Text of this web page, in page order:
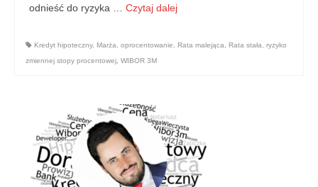
odnieść do ryzyka … Czytaj dalej
Kredyt hipoteczny, Marża oprocentowanie Rata malejąca Rata stała
ryzyko
zmiennej stopy procentowej WIBOR 3M